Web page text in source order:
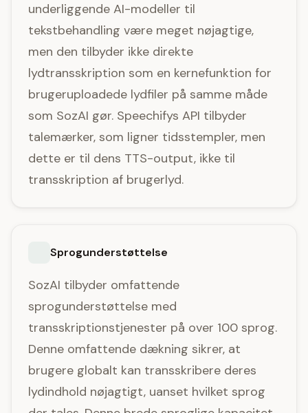
underliggende AI-modeller til
tekstbehandling være meget nøjagtige,
men den tilbyder ikke direkte
lydtransskription som en kernefunktion for
brugeruploadede lydfiler på samme måde
som SozAI gør. Speechifys API tilbyder
talemærker, som ligner tidsstempler, men
dette er til dens TTS-output, ikke til
transskription af brugerlyd.
Sprogunderstøttelse
SozAI tilbyder omfattende
sprogunderstøttelse med
transskriptionstjenester på over 100 sprog.
Denne omfattende dækning sikrer, at
brugere globalt kan transskribere deres
lydindhold nøjagtigt, uanset hvilket sprog